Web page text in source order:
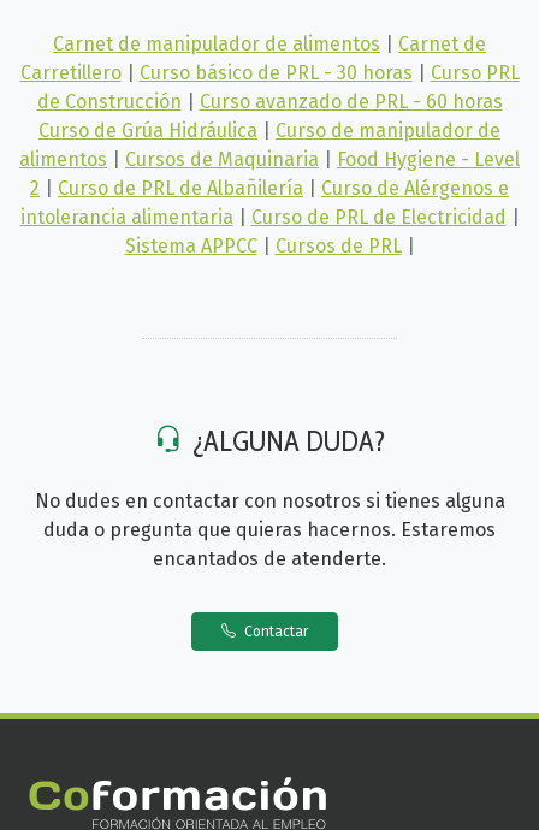
Carnet de manipulador de alimentos
Carnet de
Carretillero
Curso básico de PRL - 30 horas
Curso PRL
de Construcción
Curso avanzado de PRL - 60 horas
Curso de Grúa Hidráulica
Curso de manipulador de
alimentos
Cursos de Maquinaria
Food Hygiene - Level
2
Curso de PRL de Albañilería
Curso de Alérgenos e
intolerancia alimentaria
Curso de PRL de Electricidad
Sistema APPCC
Cursos de PRL
¿ALGUNA DUDA?
No dudes en contactar con nosotros si tienes alguna
duda o pregunta que quieras hacernos. Estaremos
encantados de atenderte.
Contactar